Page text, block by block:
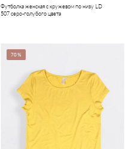
Футболка женская с кружевом по низу LD
507 серо-голубого цвета
70%